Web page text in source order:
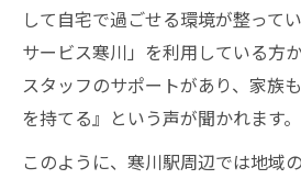
して自宅で過ごせる環境が整って
サービス寒川」を利用している方
スタッフのサポートがあり、家族
を持てる』という声が聞かれます。
このように、寒川駅周辺では地域